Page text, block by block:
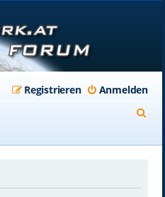
Anmelden
Registrieren